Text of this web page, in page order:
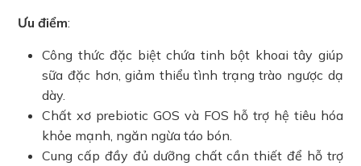
Ưu điểm:
Công thức đặc biệt chứa tinh bột khoai tây giúp
sữa đặc hơn, giảm thiểu tình trạng trào ngược dạ
dày.
Chất xơ prebiotic GOS và FOS hỗ trợ hệ tiêu hóa
khỏe mạnh, ngăn ngừa táo bón.
Cung cấp đầy đủ dưỡng chất cần thiết để hỗ trợ